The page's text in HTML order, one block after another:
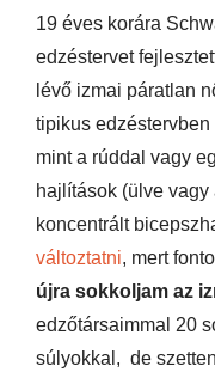
19 éves korára
edzéstervet
lévő izmai páratlan
tipikus
mint a rúddal vagy
hajlítások (ülve
koncentrált
változtatni, mert
újra sokkoljam az
edzőtársaimmal 20
súlyokkal, de